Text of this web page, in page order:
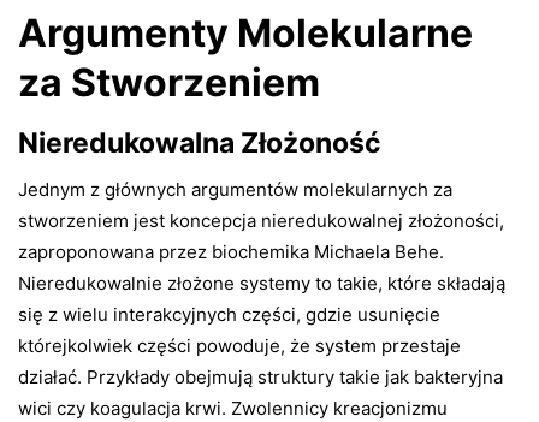
Argumenty Molekularne
za Stworzeniem
Nieredukowalna Złożoność
Jednym z głównych argumentów molekularnych za
stworzeniem jest koncepcja nieredukowalnej złożoności,
zaproponowana przez biochemika Michaela Behe.
Nieredukowalnie złożone systemy to takie, które składają
się z wielu interakcyjnych części, gdzie usunięcie
którejkolwiek części powoduje, że system przestaje
działać. Przykłady obejmują struktury takie jak bakteryjna
wici czy koagulacja krwi. Zwolennicy kreacjonizmu